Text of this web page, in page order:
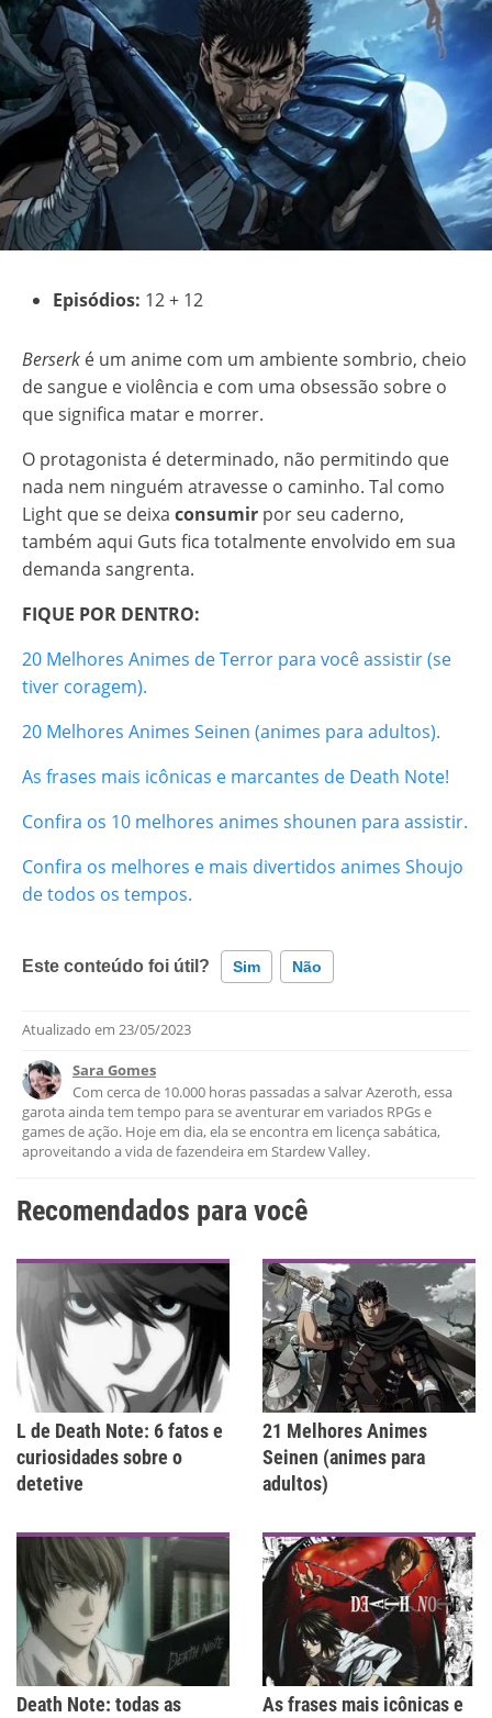
Episódios: 12 + 12
Berserk é um anime com um ambiente sombrio, cheio
de sangue e violência e com uma obsessão sobre o
que significa matar e morrer.
O protagonista é determinado, não permitindo que
nada nem ninguém atravesse o caminho. Tal como
Light que se deixa consumir por seu caderno,
também aqui Guts fica totalmente envolvido em sua
demanda sangrenta.
FIQUE POR DENTRO:
20 Melhores Animes de Terror para você assistir (se
tiver coragem).
20 Melhores Animes Seinen (animes para adultos).
As frases mais icônicas e marcantes de Death Note!
Confira os 10 melhores animes shounen para assistir.
Confira os melhores e mais divertidos animes Shoujo
de todos os tempos.
Este conteúdo foi útil? Sim Não
Este conteúdo contém informação incorreta
Este conteúdo não tem a informação que procuro
Outro
Atualizado em 23/05/2023
Sara Gomes
Com cerca de 10.000 horas passadas a salvar Azeroth, essa
garota ainda tem tempo para se aventurar em variados RPGs e
games de ação. Hoje em dia, ela se encontra em licença sabática,
aproveitando a vida de fazendeira em Stardew Valley.
Recomendados para você
L de Death Note: 6 fatos e
curiosidades sobre o
detetive
21 Melhores Animes
Seinen (animes para
adultos)
Death Note: todas as
As frases mais icônicas e